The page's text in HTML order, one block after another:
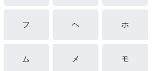
フ ヘ ホ
ム メ モ